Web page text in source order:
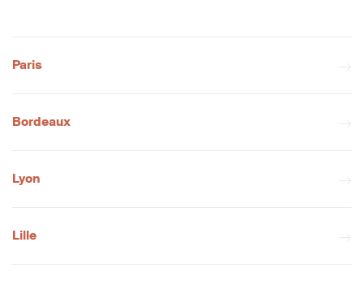
Paris
Bordeaux
Lyon
Lille